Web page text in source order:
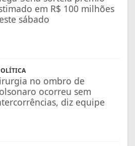
em R$ 100 milhões
sábado
no ombro de
ocorreu sem
diz equipe